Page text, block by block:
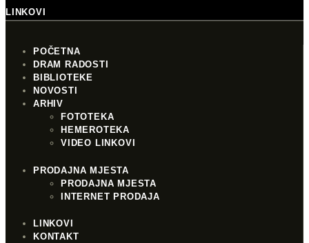
LINKOVI
POČETNA
DRAM RADOSTI
BIBLIOTEKE
NOVOSTI
ARHIV
FOTOTEKA
HEMEROTEKA
VIDEO LINKOVI
PRODAJNA MJESTA
PRODAJNA MJESTA
INTERNET PRODAJA
LINKOVI
KONTAKT